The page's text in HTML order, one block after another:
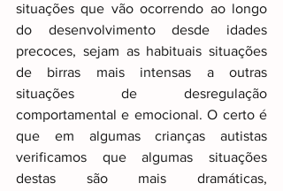
situações que vão ocorrendo ao longo
do desenvolvimento desde idades
precoces, sejam as habituais situações
de birras mais intensas a outras
situações de desregulação
comportamental e emocional. O certo é
que em algumas crianças autistas
verificamos que algumas situações
destas são mais dramáticas,